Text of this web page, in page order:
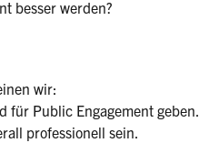
besser werden?
wir:
für Public Engagement geben.
professionell sein.